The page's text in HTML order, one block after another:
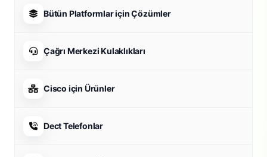
Bütün Platformlar için Çözümler
Çağrı Merkezi Kulaklıkları
Cisco için Ürünler
Dect Telefonlar